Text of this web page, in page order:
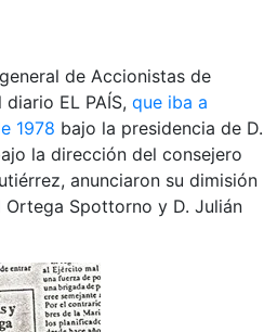
de Accionistas de
EL PAÍS, que iba a
1978 bajo la presidencia de D.
la dirección del consejero
anunciaron su dimisión
Spottorno y D. Julián